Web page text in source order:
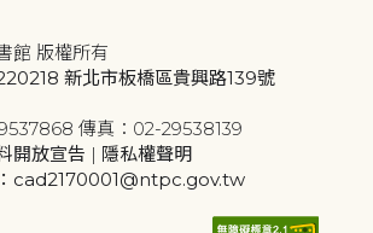
館 版權所有
新北市板橋區貴興路139號
傳真：02-29538139
開放宣告 | 隱私權聲明
cad2170001@ntpc.gov.tw